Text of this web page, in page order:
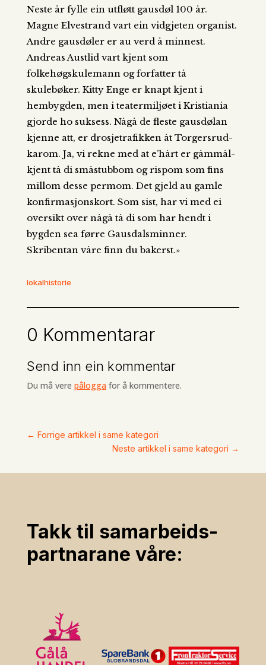
Neste år fylle ein utfløtt gausdøl 100 år.
Magne Elvestrand vart ein vidgjeten organist.
Andre gausdøler er au verd å minnest.
Andreas Austlid vart kjent som
folkehøgskulemann og forfatter tå
skulebøker. Kitty Enge er knapt kjent i
hembygden, men i teatermiljøet i Kristiania
gjorde ho suksess. Någå de fleste gausdølan
kjenne att, er drosjetrafikken åt Torgersrud-
karom. Ja, vi rekne med at e’hårt er gåmmål-
kjent tå di småstubbom og rispom som fins
millom desse permom. Det gjeld au gamle
konfirmasjonskort. Som sist, har vi med ei
oversikt over någå tå di som har hendt i
bygden sea førre Gausdalsminner.
Skribentan våre finn du bakerst.»
lokalhistorie
0 Kommentarar
Send inn ein kommentar
Du må vere påloggafor å kommentere.
← Forrige artikkel i same kategori
Neste artikkel i same kategori →
Takk til samarbeids­
partnarane våre: